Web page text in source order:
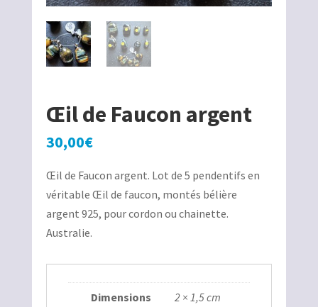
Œil de Faucon argent
30,00€
Œil de Faucon argent. Lot de 5 pendentifs en
véritable Œil de faucon, montés bélière
argent 925, pour cordon ou chainette.
Australie.
Dimensions 2 × 1,5 cm